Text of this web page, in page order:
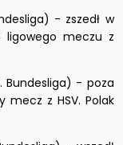
- zszedł w
ligowego meczu z
Bundesliga) - poza
z HSV. Polak